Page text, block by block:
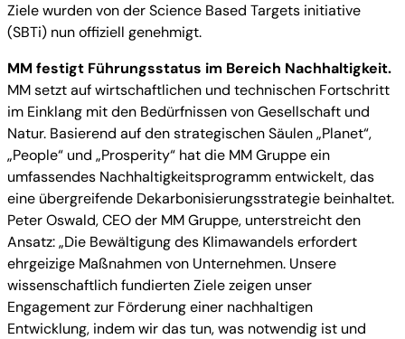
Ziele wurden von der Science Based Targets initiative
(SBTi) nun offiziell genehmigt.
MM festigt Führungsstatus im Bereich Nachhaltigkeit.
MM setzt auf wirtschaftlichen und technischen Fortschritt
im Einklang mit den Bedürfnissen von Gesellschaft und
Natur. Basierend auf den strategischen Säulen „Planet“,
„People“ und „Prosperity“ hat die MM Gruppe ein
umfassendes Nachhaltigkeitsprogramm entwickelt, das
eine übergreifende Dekarbonisierungsstrategie beinhaltet.
Peter Oswald, CEO der MM Gruppe, unterstreicht den
Ansatz: „Die Bewältigung des Klimawandels erfordert
ehrgeizige Maßnahmen von Unternehmen. Unsere
wissenschaftlich fundierten Ziele zeigen unser
Engagement zur Förderung einer nachhaltigen
Entwicklung, indem wir das tun, was notwendig ist und